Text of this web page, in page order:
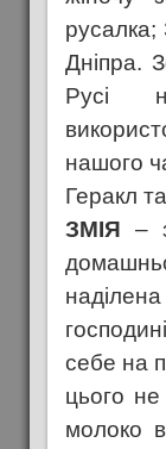
Дніпра.
Русі
нашого
Геракл
ЗМІЯ –
себе на
цього
молоко